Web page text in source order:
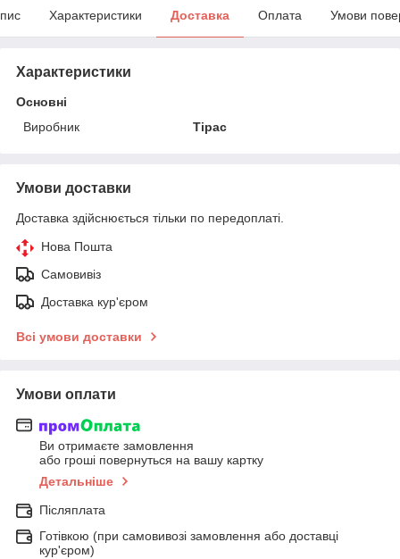
Характеристики Доставка Оплата Умови
Характеристики
Основні
Виробник
Тірас
Умови доставки
Доставка здійснюється тільки по передоплаті.
Нова Пошта
Самовивіз
Доставка кур'єром
Всі умови доставки
Умови оплати
Ви отримаєте замовлення
або гроші повернуться на вашу картку
Детальніше
Післяплата
Готівкою (при самовивозі замовлення або доставці
кур'єром)